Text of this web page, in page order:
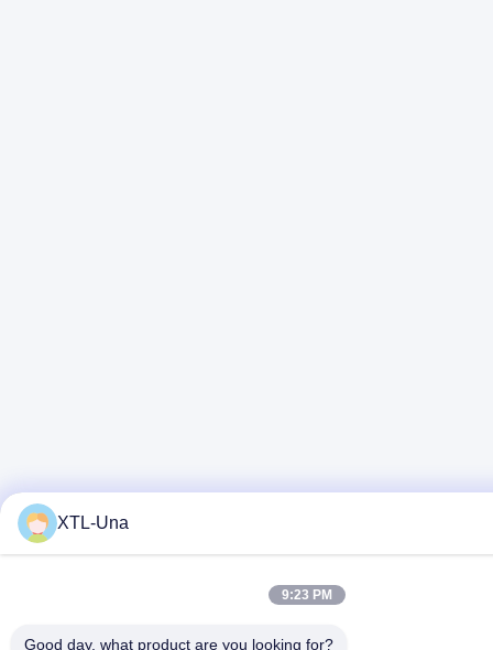
XTL-Una
9:23 PM
Good day, what product are you looking for?